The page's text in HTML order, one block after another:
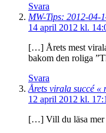
Svara
MW-Tips: 2012-04-
14 april 2012 kl.
[…] Årets mest
bakom den roliga
Svara
Årets virala succé «
12 april 2012 kl.
[…] Vill du läsa mer